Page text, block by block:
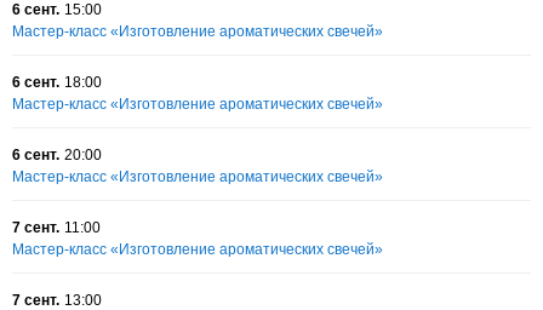
6 сент. 15:00
Мастер-класс «Изготовление ароматических свечей»
6 сент. 18:00
Мастер-класс «Изготовление ароматических свечей»
6 сент. 20:00
Мастер-класс «Изготовление ароматических свечей»
7 сент. 11:00
Мастер-класс «Изготовление ароматических свечей»
7 сент. 13:00